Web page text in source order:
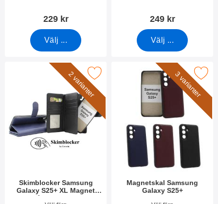
229 kr
Välj ...
249 kr
Välj ...
2 varianter
Skimblocker Samsung
Galaxy S25+ XL Magnet
Plånboksfodral
Samsung Galaxy S25+ XL Magnet Plånboksfodral som
3 varianter
Magnetskal Samsung
Galaxy S25+
Makera magnetskal Samsung